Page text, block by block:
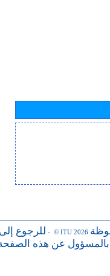
للرجوع - © ITU 2026
بالمسؤول عن هذه